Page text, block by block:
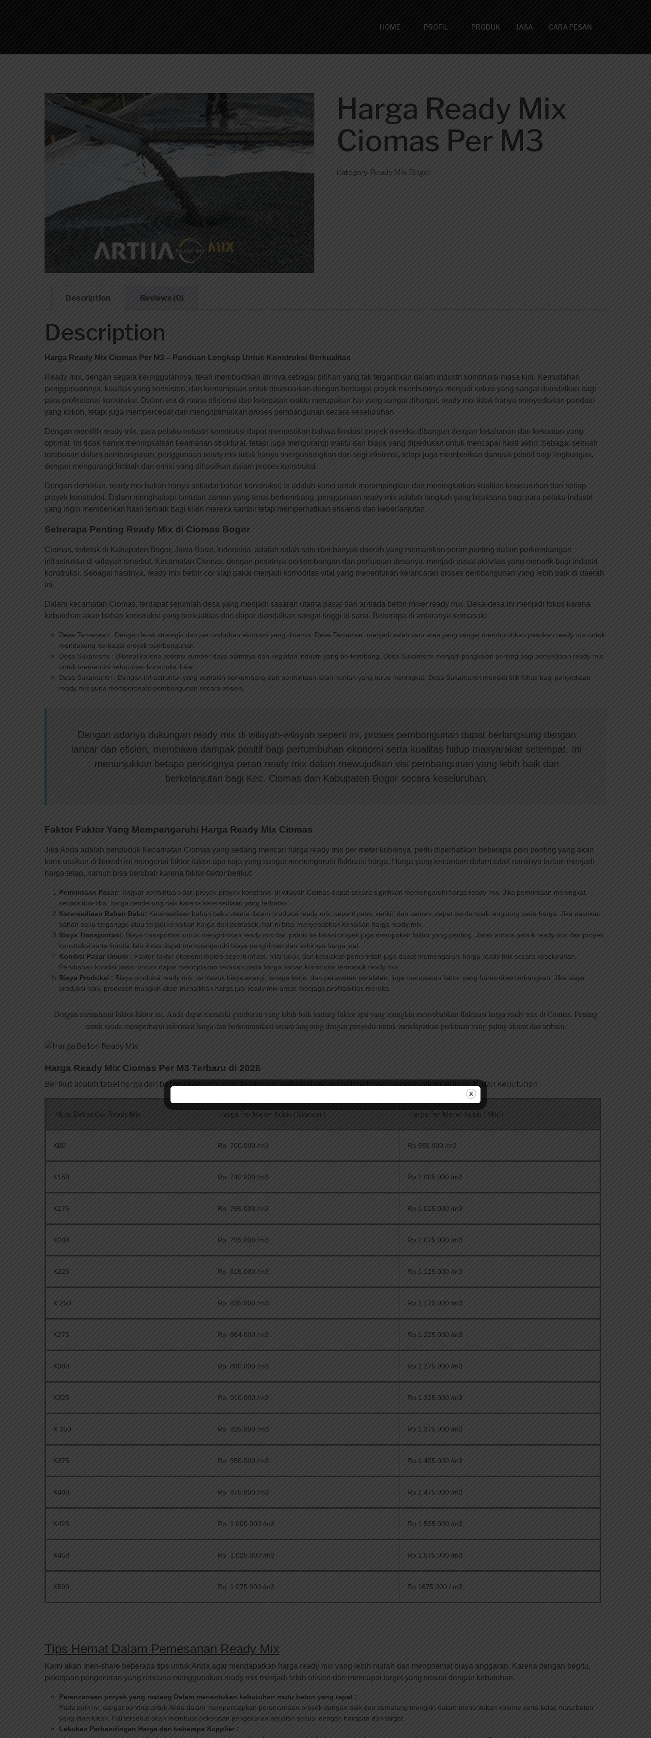
HOME PROFIL PRODUK JASA CARA PESAN
Harga Ready Mix
Ciomas Per M3
Category: Ready Mix Bogor
Description Reviews (0)
Description
Harga Ready Mix Ciomas Per M3 – Panduan Lengkap Untuk Konstruksi Berkualitas
Ready mix, dengan segala keunggulannya, telah membuktikan dirinya sebagai pilihan yang tak tergantikan dalam industri konstruksi masa kini. Kemudahan
penggunaannya, kualitas yang konsisten, dan kemampuan untuk disesuaikan dengan berbagai proyek membuatnya menjadi solusi yang sangat diandalkan bagi
para profesional konstruksi. Dalam era di mana efisiensi dan ketepatan waktu merupakan hal yang sangat dihargai, ready mix tidak hanya menyediakan pondasi
yang kokoh, tetapi juga mempercepat dan mengoptimalkan proses pembangunan secara keseluruhan.
Dengan memilih ready mix, para pelaku industri konstruksi dapat memastikan bahwa fondasi proyek mereka dibangun dengan ketahanan dan kekuatan yang
optimal. Ini tidak hanya meningkatkan keamanan struktural, tetapi juga mengurangi waktu dan biaya yang diperlukan untuk mencapai hasil akhir. Sebagai sebuah
terobosan dalam pembangunan, penggunaan ready mix tidak hanya menguntungkan dari segi efisiensi, tetapi juga memberikan dampak positif bagi lingkungan,
dengan mengurangi limbah dan emisi yang dihasilkan dalam proses konstruksi.
Dengan demikian, ready mix bukan hanya sekadar bahan konstruksi; ia adalah kunci untuk merampingkan dan meningkatkan kualitas keseluruhan dari setiap
proyek konstruksi. Dalam menghadapi tuntutan zaman yang terus berkembang, penggunaan ready mix adalah langkah yang bijaksana bagi para pelaku industri
yang ingin memberikan hasil terbaik bagi klien mereka sambil tetap memperhatikan efisiensi dan keberlanjutan.
Seberapa Penting Ready Mix di Ciomas Bogor
Ciomas, terletak di Kabupaten Bogor, Jawa Barat, Indonesia, adalah salah satu dari banyak daerah yang memainkan peran penting dalam perkembangan
infrastruktur di wilayah tersebut. Kecamatan Ciomas, dengan pesatnya perkembangan dan perluasan desanya, menjadi pusat aktivitas yang menarik bagi industri
konstruksi. Sebagai hasilnya, ready mix beton cor siap pakai menjadi komoditas vital yang menentukan kelancaran proses pembangunan yang lebih baik di daerah
ini.
Dalam kecamatan Ciomas, terdapat sejumlah desa yang menjadi sasaran utama pasar dan armada beton mixer ready mix. Desa-desa ini menjadi fokus karena
kebutuhan akan bahan konstruksi yang berkualitas dan dapat diandalkan sangat tinggi di sana. Beberapa di antaranya termasuk:
Desa Tamansari : Dengan letak strategis dan pertumbuhan ekonomi yang dinamis, Desa Tamansari menjadi salah satu area yang sangat membutuhkan pasokan ready mix untuk
mendukung berbagai proyek pembangunan.
Desa Sukaresmi : Dikenal karena potensi sumber daya alamnya dan kegiatan industri yang berkembang, Desa Sukaresmi menjadi pangkalan penting bagi penyediaan ready mix
untuk memenuhi kebutuhan konstruksi lokal.
Desa Sukamantri : Dengan infrastruktur yang semakin berkembang dan permintaan akan hunian yang terus meningkat, Desa Sukamantri menjadi titik fokus bagi penyediaan
ready mix guna mempercepat pembangunan secara efisien.
Dengan adanya dukungan ready mix di wilayah-wilayah seperti ini, proses pembangunan dapat berlangsung dengan
lancar dan efisien, membawa dampak positif bagi pertumbuhan ekonomi serta kualitas hidup masyarakat setempat. Ini
menunjukkan betapa pentingnya peran ready mix dalam mewujudkan visi pembangunan yang lebih baik dan
berkelanjutan bagi Kec. Ciomas dan Kabupaten Bogor secara keseluruhan.
Faktor Faktor Yang Mempengaruhi Harga Ready Mix Ciomas
Jika Anda adalah penduduk Kecamatan Ciomas yang sedang mencari harga ready mix per meter kubiknya, perlu diperhatikan beberapa poin penting yang akan
kami uraikan di bawah ini mengenai faktor-faktor apa saja yang sangat memengaruhi fluktuasi harga. Harga yang tercantum dalam tabel nantinya belum menjadi
harga tetap, namun bisa berubah karena faktor-faktor berikut:
Permintaan Pasar: Tingkat permintaan dari proyek-proyek konstruksi di wilayah Ciomas dapat secara signifikan memengaruhi harga ready mix. Jika permintaan meningkat
secara tiba-tiba, harga cenderung naik karena ketersediaan yang terbatas.
Ketersediaan Bahan Baku: Ketersediaan bahan baku utama dalam produksi ready mix, seperti pasir, kerikil, dan semen, dapat berdampak langsung pada harga. Jika pasokan
bahan baku terganggu atau terjadi kenaikan harga dari pemasok, hal ini bisa menyebabkan kenaikan harga ready mix.
Biaya Transportasi: Biaya transportasi untuk mengirimkan ready mix dari pabrik ke lokasi proyek juga merupakan faktor yang penting. Jarak antara pabrik ready mix dan proyek
konstruksi serta kondisi lalu lintas dapat mempengaruhi biaya pengiriman dan akhirnya harga jual.
Kondisi Pasar Umum : Faktor-faktor ekonomi makro seperti inflasi, nilai tukar, dan kebijakan pemerintah juga dapat memengaruhi harga ready mix secara keseluruhan.
Perubahan kondisi pasar umum dapat menciptakan tekanan pada harga bahan konstruksi termasuk ready mix.
Biaya Produksi : Biaya produksi ready mix, termasuk biaya energi, tenaga kerja, dan perawatan peralatan, juga merupakan faktor yang harus dipertimbangkan. Jika biaya
produksi naik, produsen mungkin akan menaikkan harga jual ready mix untuk menjaga profitabilitas mereka.
Dengan memahami faktor-faktor ini, Anda dapat memiliki gambaran yang lebih baik tentang faktor apa yang mungkin menyebabkan fluktuasi harga ready mix di Ciomas. Penting
untuk selalu memperbarui informasi harga dan berkomunikasi secara langsung dengan penyedia untuk mendapatkan perkiraan yang paling akurat dan terbaru.
Harga Ready Mix Ciomas Per M3 Terbaru di 2026
Berikut adalah tabel harga dari beton ready mix yang telah kami kalkulasi secara hati hati dan menyesuaikan jenis mutu dan kebutuhan
Mutu Beton Cor Ready Mix Harga Per Meter Kubik ( Standar ) Harga Per Meter Kubik ( Mini )
KB0 Rp 700.000 /m3 Rp 995.000 /m3
K150 Rp 740.000 /m3 Rp 1.005.000 /m3
K175 Rp 765.000 /m3 Rp 1.025.000 /m3
K200 Rp 795.000 /m3 Rp 1.075.000 /m3
K225 Rp 815.000 /m3 Rp 1.125.000 /m3
K 250 Rp 835.000 /m3 Rp 1.170.000 /m3
K275 Rp 864.000 /m3 Rp 1.225.000 /m3
K300 Rp 890.000 /m3 Rp 1.275.000 /m3
K325 Rp 910.000 /m3 Rp 1.325.000 /m3
K 350 Rp 925.000 /m3 Rp 1.375.000 /m3
K375 Rp 950.000 /m3 Rp 1.425.000 /m3
K400 Rp 975.000 /m3 Rp 1.475.000 /m3
K425 Rp 1.000.000 /m3 Rp 1.525.000 /m3
K450 Rp 1.025.000 /m3 Rp 1.575.000 /m3
K500 Rp 1.075.000 /m3 Rp 1675.000 / m3
Tips Hemat Dalam Pemesanan Ready Mix
Kami akan men-share beberapa tips untuk Anda agar mendapatkan harga ready mix yang lebih murah dan menghemat biaya anggaran. Karena dengan begitu,
pekerjaan pengecoran yang rencana menggunakan ready mix menjadi lebih efisien dan mencapai target yang sesuai dengan kebutuhan.
Perencanaan proyek yang matang Dalam menentukan kebutuhan mutu beton yang tepat :
Pada poin ini, sangat penting untuk Anda dalam mempersiapkan perencanaan proyek dengan baik dan sematang mungkin dalam menentukan volume serta kelas mutu beton
yang diperlukan. Hal tersebut akan membuat pekerjaan pengecoran berjalan sesuai dengan harapan dan target.
Lakukan Perbandingan Harga dari beberapa Supplier :